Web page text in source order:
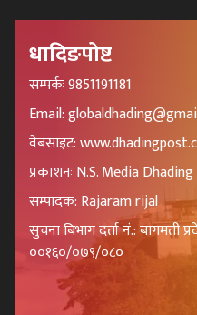
धादिङपोष्ट
सम्पर्कः 9851191181
Email:
वेबसाइट:
प्रकाशनः N.S. Media Dhading
सम्पादक: Rajaram rijal
सुचना बिभाग दर्ता नं.: बागमती
००१६०/०७९/०८०